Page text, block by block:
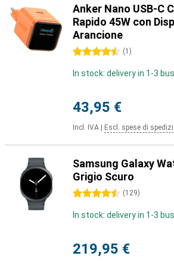
Anker Nano USB-C
Rapido 45W con
Arancione
4.5 stelle (1 )
In stock: delivery in 1-3
43,95 €
Incl. IVA Escl. spese di
Samsung Galaxy
Grigio Scuro
4.5 stelle (129)
In stock: delivery in 1-3
219,95 €